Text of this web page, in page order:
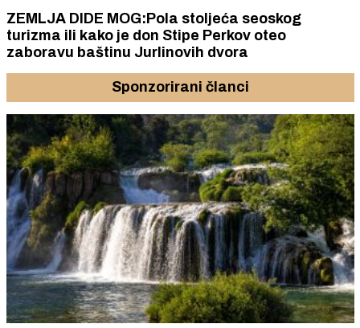
ZEMLJA DIDE MOG:Pola stoljeća seoskog
turizma ili kako je don Stipe Perkov oteo
zaboravu baštinu Jurlinovih dvora
Sponzorirani članci